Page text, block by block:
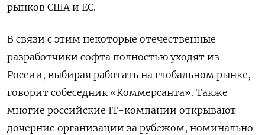
рынков США и ЕС.
В связи с этим некоторые отечественные
разработчики софта полностью уходят из
России, выбирая работать на глобальном рынке,
говорит собеседник «Коммерсанта». Также
многие российские IT-компании открывают
дочерние организации за рубежом, номинально